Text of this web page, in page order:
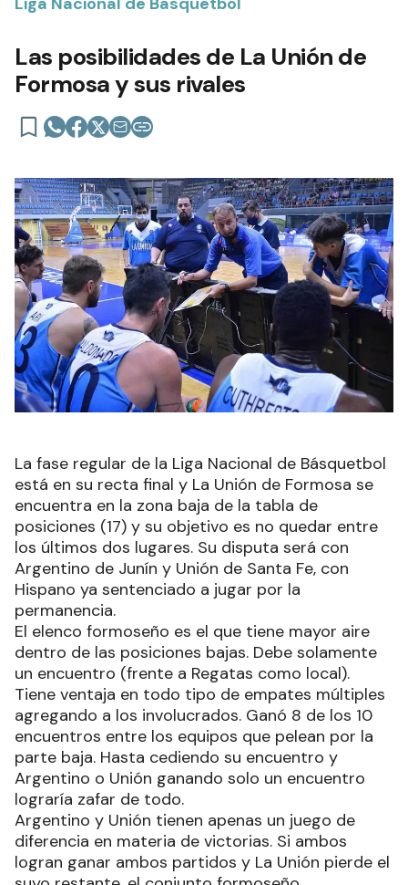
Las posibilidades de La Unión de
Formosa y sus rivales
La fase regular de la Liga Nacional de Básquetbol
está en su recta final y La Unión de Formosa se
encuentra en la zona baja de la tabla de
posiciones (17) y su objetivo es no quedar entre
los últimos dos lugares. Su disputa será con
Argentino de Junín y Unión de Santa Fe, con
Hispano ya sentenciado a jugar por la
permanencia.
El elenco formoseño es el que tiene mayor aire
dentro de las posiciones bajas. Debe solamente
un encuentro (frente a Regatas como local).
Tiene ventaja en todo tipo de empates múltiples
agregando a los involucrados. Ganó 8 de los 10
encuentros entre los equipos que pelean por la
parte baja. Hasta cediendo su encuentro y
Argentino o Unión ganando solo un encuentro
lograría zafar de todo.
Argentino y Unión tienen apenas un juego de
diferencia en materia de victorias. Si ambos
logran ganar ambos partidos y La Unión pierde el